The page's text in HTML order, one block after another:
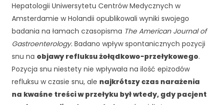
Hepatologii Uniwersytetu Centrów Medycznych w
Amsterdamie w Holandii opublikowali wyniki swojego
badania na łamach czasopisma The American Journal of
Gastroenterology. Badano wpływ spontanicznych pozycji
snu na objawy refluksu żołądkowo-przełykowego.
Pozycja snu niestety nie wpływała na ilość epizodów
refluksu w czasie snu, ale najkrótszy czas narażenia
na kwaśne treści w przełyku był wtedy, gdy pacjent
f
u
n
e
z
ni